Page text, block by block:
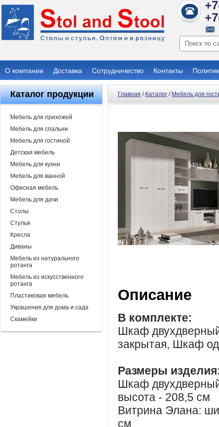
О компании Доставка Сотрудничество Контакты
Каталог продукции
Мебель для прихожей
Мебель для спальни
Мебель для гостиной
Детская мебель
Мебель для кухни
Мебель для ванной
Офисная мебель
Мебель для дачи
Столы
Стулья
Кресла
Диваны
Мебель из натурального
ротанга
Мебель из искусственного
ротанга
Пластиковая мебель
Украшения для дома и сада
Скамейки
Главная / Каталог / Мебель для
Описание
В комплекте:
Шкаф
закрытая, Шкаф
Размеры
Шкаф
высота - 208,5 см
Витрина Элана:
см